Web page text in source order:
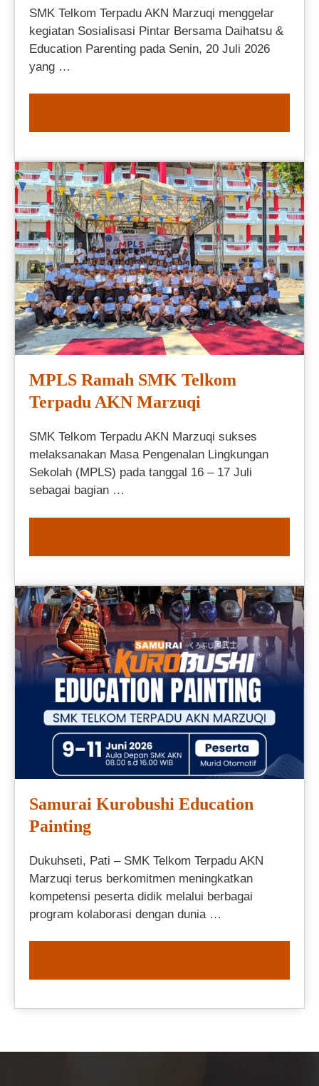
SMK Telkom Terpadu AKN Marzuqi menggelar
kegiatan Sosialisasi Pintar Bersama Daihatsu &
Education Parenting pada Senin, 20 Juli 2026
yang …
MPLS Ramah SMK Telkom
Terpadu AKN Marzuqi
SMK Telkom Terpadu AKN Marzuqi sukses
melaksanakan Masa Pengenalan Lingkungan
Sekolah (MPLS) pada tanggal 16 – 17 Juli
sebagai bagian …
Samurai Kurobushi Education
Painting
Dukuhseti, Pati – SMK Telkom Terpadu AKN
Marzuqi terus berkomitmen meningkatkan
kompetensi peserta didik melalui berbagai
program kolaborasi dengan dunia …